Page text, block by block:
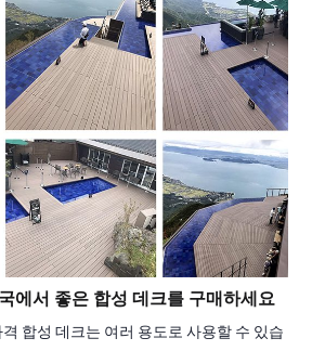
에서 좋은 합성 데크를 구매하세요
합성 데크는 여러 용도로 사용할 수 있습